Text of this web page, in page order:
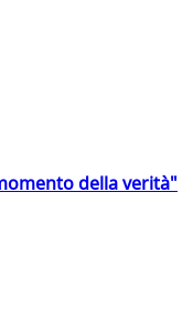
della verità"